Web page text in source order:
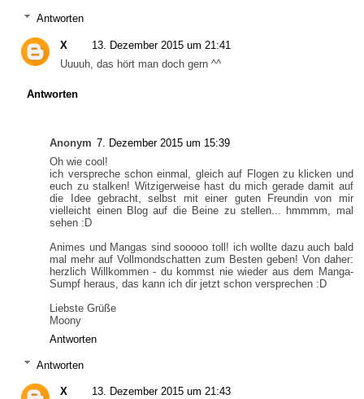
Antworten
X
13. Dezember 2015 um 21:41
Uuuuh, das hört man doch gern ^^
Antworten
Anonym 7. Dezember 2015 um 15:39
Oh wie cool!
ich verspreche schon einmal, gleich auf Flogen zu klicken und
euch zu stalken! Witzigerweise hast du mich gerade damit auf
die Idee gebracht, selbst mit einer guten Freundin von mir
vielleicht einen Blog auf die Beine zu stellen... hmmmm, mal
sehen :D
Animes und Mangas sind sooooo toll! ich wollte dazu auch bald
mal mehr auf Vollmondschatten zum Besten geben! Von daher:
herzlich Willkommen - du kommst nie wieder aus dem Manga-
Sumpf heraus, das kann ich dir jetzt schon versprechen :D
Liebste Grüße
Moony
Antworten
Antworten
X
13. Dezember 2015 um 21:43